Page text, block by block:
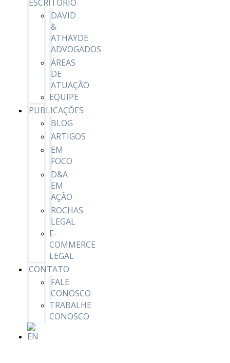
ESCRITÓRIO
DAVID
&
ATHAYDE
ADVOGADOS
ÁREAS
DE
ATUAÇÃO
EQUIPE
PUBLICAÇÕES
BLOG
ARTIGOS
EM
FOCO
D&A
EM
AÇÃO
ROCHAS
LEGAL
E-
COMMERCE
LEGAL
CONTATO
FALE
CONOSCO
TRABALHE
CONOSCO